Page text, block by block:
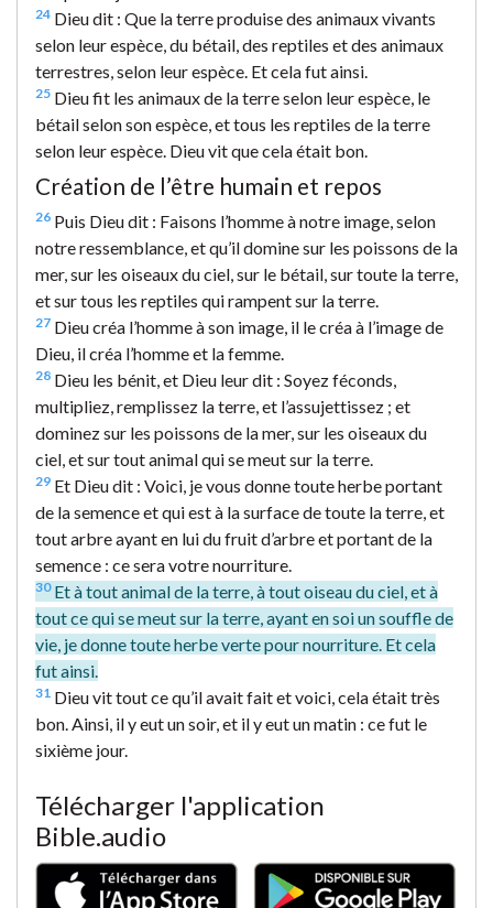
24 Dieu dit : Que la terre produise des animaux vivants
selon leur espèce, du bétail, des reptiles et des animaux
terrestres, selon leur espèce. Et cela fut ainsi.
25 Dieu fit les animaux de la terre selon leur espèce, le
bétail selon son espèce, et tous les reptiles de la terre
selon leur espèce. Dieu vit que cela était bon.
Création de l’être humain et repos
26 Puis Dieu dit : Faisons l’homme à notre image, selon
notre ressemblance, et qu’il domine sur les poissons de la
mer, sur les oiseaux du ciel, sur le bétail, sur toute la terre,
et sur tous les reptiles qui rampent sur la terre.
27 Dieu créa l’homme à son image, il le créa à l’image de
Dieu, il créa l’homme et la femme.
28 Dieu les bénit, et Dieu leur dit : Soyez féconds,
multipliez, remplissez la terre, et l’assujettissez ; et
dominez sur les poissons de la mer, sur les oiseaux du
ciel, et sur tout animal qui se meut sur la terre.
29 Et Dieu dit : Voici, je vous donne toute herbe portant
de la semence et qui est à la surface de toute la terre, et
tout arbre ayant en lui du fruit d’arbre et portant de la
semence : ce sera votre nourriture.
30Et à tout animal de la terre, à tout oiseau du ciel, et à
tout ce qui se meut sur la terre, ayant en soi un souffle de
vie, je donne toute herbe verte pour nourriture. Et cela
fut ainsi.
31 Dieu vit tout ce qu’il avait fait et voici, cela était très
bon. Ainsi, il y eut un soir, et il y eut un matin : ce fut le
sixième jour.
Télécharger l'application
Bible.audio